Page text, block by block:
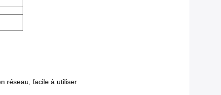
réseau, facile à utiliser